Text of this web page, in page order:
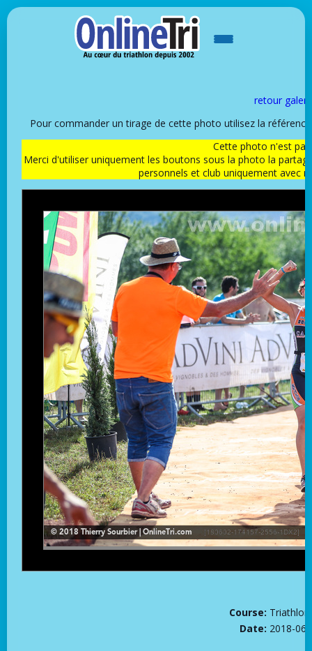
retour
Pour commander un tirage de cette photo utilisez la
Cette photo n'est
Merci d'utiliser uniquement les boutons sous la photo la
personnels et club uniquement avec
Course:
Date: 2018-